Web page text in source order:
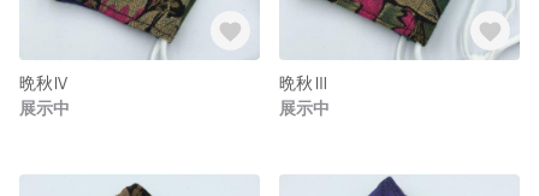
晩秋Ⅳ
展示中
晩秋Ⅲ
展示中